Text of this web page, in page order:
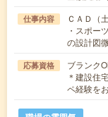
仕事内容
ＣＡＤ（
・スポー
の設計図
応募資格
ブランク
＊建設住
ペ経験を